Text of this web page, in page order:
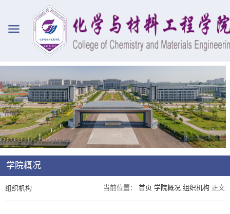
学院概况
当前位置： 首页 学院概况 组织机构 正文
组织机构